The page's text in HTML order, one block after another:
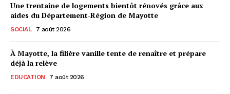
Une trentaine de logements bientôt rénovés grâce aux
aides du Département-Région de Mayotte
SOCIAL 7 août 2026
À Mayotte, la filière vanille tente de renaître et prépare
déjà la relève
EDUCATION 7 août 2026